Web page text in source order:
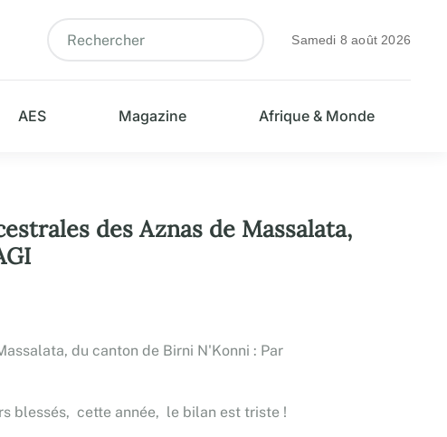
Samedi 8 août 2026
AES Magazine Afrique & Monde
des Aznas de Massalata,
blessés, cette année, le bilan est triste !